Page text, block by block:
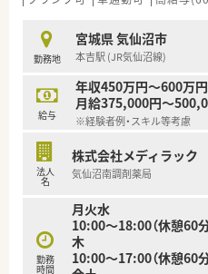
においても毎日の生活にお
で対応し、ドミナントを構
す。
■勤務薬剤師だけでなく、
ャリアビジョンなども描ける
≪働く環境≫
社員の2コースより選択可能！
社員のやる気を応援するプ
教育研修・店舗でのOJT研修
ーなど、それぞれのレベル
勤務地
宮城県 気仙沼市
本吉駅 (JR気仙沼線)
給与
年収450万円～600万円
月給375,000円～
※経験者例・スキル等考慮
法人
名
株式会社メディラック
気仙沼南調剤薬局
勤務
時間
月火水
10:00～18:00（休憩60分
木
10:00～17:00（休憩60分